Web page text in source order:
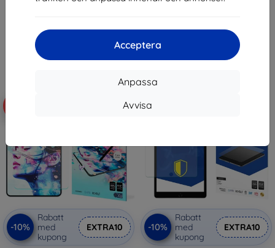
Acceptera
Anpassa
Avvisa
I lager 2 st
515 kr
-10%
Rabatt
med
kupong
EXTRA10
-10%
-10%
Rabatt
med
kupong
EXTRA10